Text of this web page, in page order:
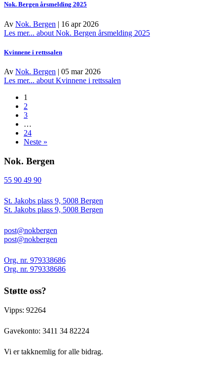
Nok. Bergen årsmelding 2025
Av Nok. Bergen | 16 apr 2026
Les mer... about Nok. Bergen årsmelding 2025
Kvinnene i rettssalen
Av Nok. Bergen | 05 mar 2026
Les mer... about Kvinnene i rettssalen
1
2
3
…
24
Neste »
Nok. Bergen
55 90 49 90
St. Jakobs plass 9, 5008 Bergen
St. Jakobs plass 9, 5008 Bergen
post@nokbergen
post@nokbergen
Org. nr. 979338686
Org. nr. 979338686
Støtte oss?
Vipps: 92264
Gavekonto: 3411 34 82224
Vi er takknemlig for alle bidrag.